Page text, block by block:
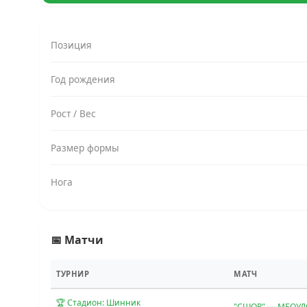
Позиция
Год рождения
Рост / Вес
Размер формы
Нога
📅 Матчи
ТУРНИР МАТЧ
🏆 Стадион: Шинник